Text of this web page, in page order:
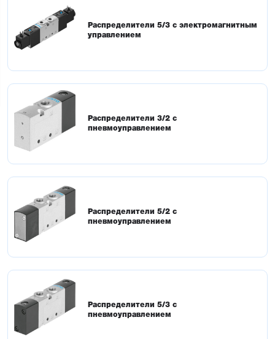
Распределители 5/3 с электромагнитным
управлением
Распределители 3/2 с
пневмоуправлением
Распределители 5/2 с
пневмоуправлением
Распределители 5/3 с
пневмоуправлением